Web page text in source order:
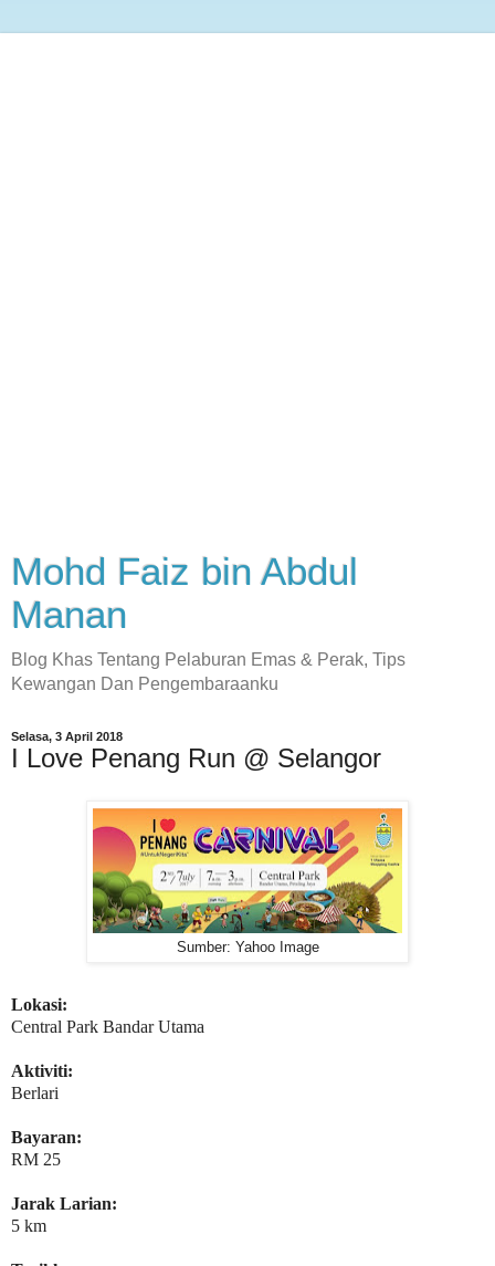
Mohd Faiz bin Abdul
Manan
Blog Khas Tentang Pelaburan Emas & Perak, Tips
Kewangan Dan Pengembaraanku
Selasa, 3 April 2018
I Love Penang Run @ Selangor
Sumber: Yahoo Image
Lokasi:
Central Park Bandar Utama
Aktiviti:
Berlari
Bayaran:
RM 25
Jarak Larian:
5 km